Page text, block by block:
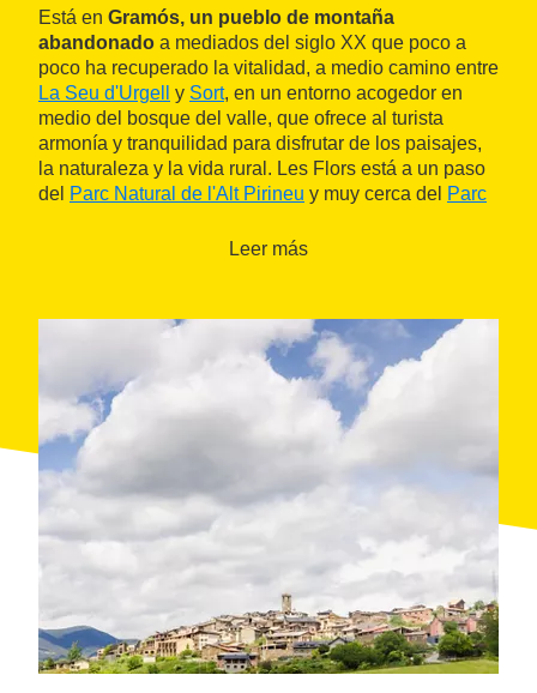
Está en Gramós, un pueblo de montaña
abandonado a mediados del siglo XX que poco a
poco ha recuperado la vitalidad, a medio camino entre
La Seu d'Urgell
y Sort, en un entorno acogedor en
medio del bosque del valle, que ofrece al turista
armonía y tranquilidad para disfrutar de los paisajes,
la naturaleza y la vida rural. Les Flors está a un paso
del Parc Natural de l'Alt Pirineu y muy cerca del Parc
inmejorable para pasear por pistas y caminos, buscar
variedad de deportes de aventura (esquí alpino, BTT,
parapente, escalada, rafting, piragüismo, etc.).
Leer más